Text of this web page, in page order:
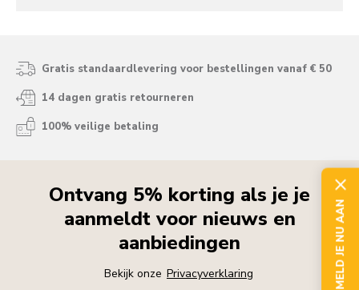
Gratis standaardlevering voor bestellingen vanaf € 50
14 dagen gratis retourneren
100% veilige betaling
Ontvang 5% korting als je je
aanmeldt voor nieuws en
aanbiedingen
Bekijk onze Privacyverklaring MELD JE NU AAN